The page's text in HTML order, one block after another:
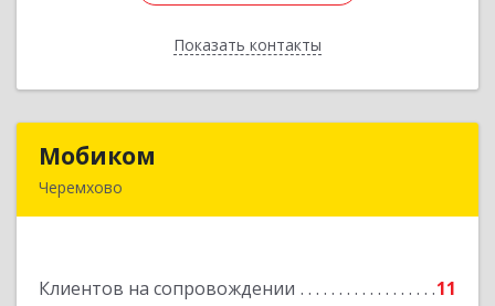
Показать контакты
Назад
Мобиком
Черемхово
Клиентов на сопровождении 11